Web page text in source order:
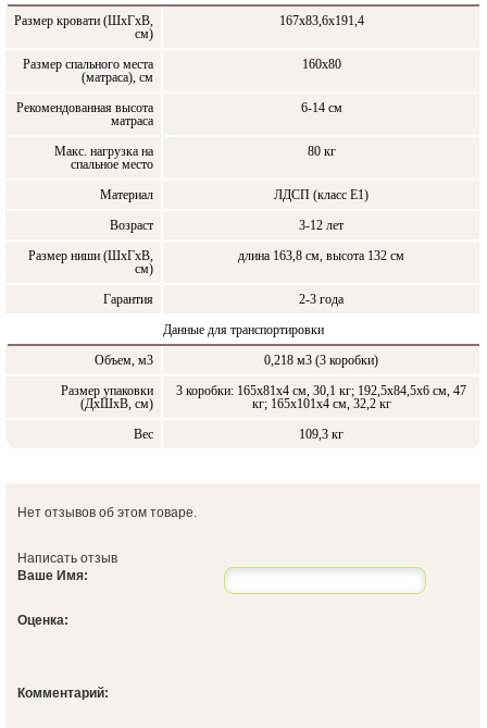
Размер кровати (ШxГxВ,
см)
167х83,6х191,4
Размер спального места
(матраса), см
160x80
Рекомендованная высота
матраса
6-14 см
Макс. нагрузка на
спальное место
80 кг
Материал
ЛДСП (класс Е1)
Возраст
3-12 лет
Размер ниши (ШxГxВ,
см)
длина 163,8 см, высота 132 см
Гарантия
2-3 года
Данные для транспортировки
Объем, м3
0,218 м3 (3 коробки)
Размер упаковки
(ДxШxВ, см)
3 коробки: 165х81х4 см, 30,1 кг; 192,5х84,5х6 см, 47
кг; 165х101х4 см, 32,2 кг
Вес
109,3 кг
Нет отзывов об этом товаре.
Написать отзыв
Ваше Имя:
Оценка:
Комментарий: